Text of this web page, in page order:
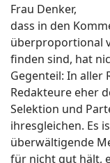
Frau Denker,
dass in den
überproportional
finden sind, hat
Gegenteil: In aller
Redakteure eher
Selektion und
ihresgleichen. Es
überwältigende
für nicht gut hält,